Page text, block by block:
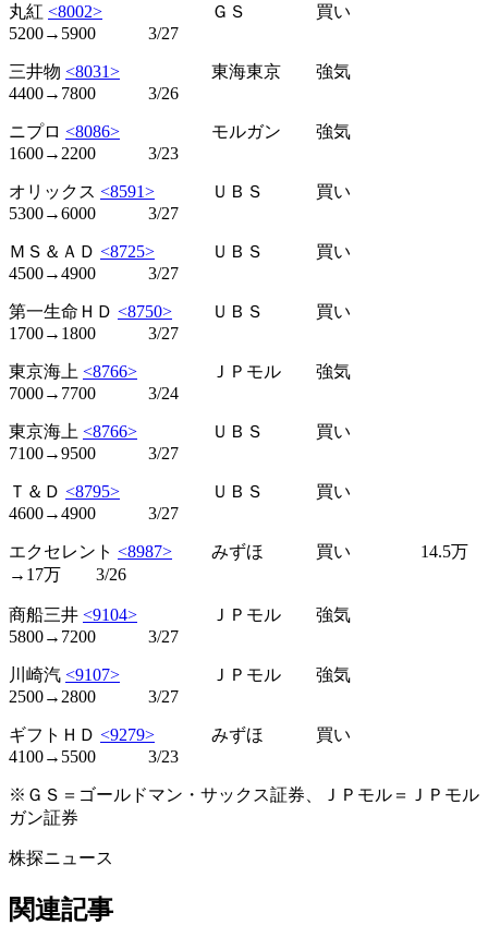
丸紅 <8002> ＧＳ 買い
5200→5900 3/27
三井物 <8031> 東海東京 強気
4400→7800 3/26
ニプロ <8086> モルガン 強気
1600→2200 3/23
オリックス <8591> ＵＢＳ 買い
5300→6000 3/27
ＭＳ＆ＡＤ <8725> ＵＢＳ 買い
4500→4900 3/27
第一生命ＨＤ <8750> ＵＢＳ 買い
1700→1800 3/27
東京海上 <8766> ＪＰモル 強気
7000→7700 3/24
東京海上 <8766> ＵＢＳ 買い
7100→9500 3/27
Ｔ＆Ｄ <8795> ＵＢＳ 買い
4600→4900 3/27
エクセレント <8987> みずほ 買い 14.5万
→17万 3/26
商船三井 <9104> ＪＰモル 強気
5800→7200 3/27
川崎汽 <9107> ＪＰモル 強気
2500→2800 3/27
ギフトＨＤ <9279> みずほ 買い
4100→5500 3/23
※ＧＳ＝ゴールドマン・サックス証券、ＪＰモル＝ＪＰモル
ガン証券
株探ニュース
関連記事